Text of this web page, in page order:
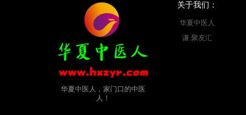
华夏中医人，家门口的中医
人！
关于我们：
华夏中医人
谦.聚友汇